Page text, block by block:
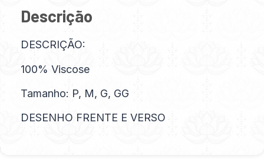
Descrição
DESCRIÇÃO:
100% Viscose
Tamanho: P, M, G, GG
DESENHO FRENTE E VERSO